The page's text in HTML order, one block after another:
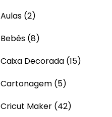
Aulas (2)
Bebês (8)
Caixa Decorada (15)
Cartonagem (5)
Cricut Maker (42)